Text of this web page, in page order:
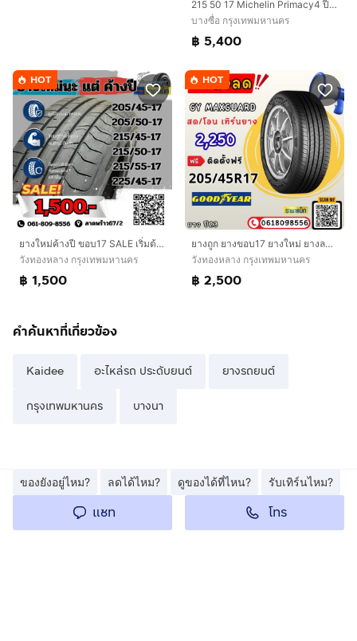
​215​ 50​ 17​ Michelin Primacy​4​ ปี23นุ่มเงียบสุดๆ ดอกหนาเต็มๆ​ ไม่ปะ​ พร้อมใช้อีกนาน​ ติดรถลงพื้น​ปลายปี​​ ชุด​4เส้น​ 5,400​ บาท
บางซื่อ กรุงเทพมหานคร
฿ 5,400
HOT
ยางใหม่ค้างปี ขอบ17 SALE เริ่มต้น 1,500 เบอร์ 205 215 225
วังทองหลาง กรุงเทพมหานคร
฿ 1,500
HOT
ยางถูก ยางขอบ17 ยางใหม่ ยางลาดพร้าว ราชาแม็ก
วังทองหลาง กรุงเทพมหานคร
฿ 2,500
คำค้นหาที่เกี่ยวข้อง
Kaidee อะไหล่รถ ประดับยนต์ ยางรถยนต์
กรุงเทพมหานคร บางนา
ของยังอยู่ไหม? ลดได้ไหม? ดูของได้ที่ไหน? รับเทิร์นไหม?
แชท โทร